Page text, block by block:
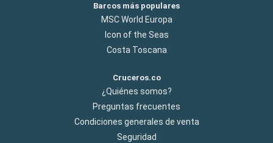
Barcos más populares
MSC World Europa
Icon of the Seas
Costa Toscana
Cruceros.co
¿Quiénes somos?
Preguntas frecuentes
Condiciones generales de venta
Seguridad